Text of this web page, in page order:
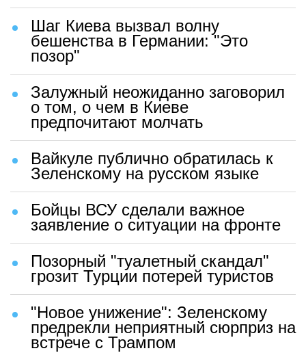
Шаг Киева вызвал волну
бешенства в Германии: "Это
позор"
Залужный неожиданно заговорил
о том, о чем в Киеве
предпочитают молчать
Вайкуле публично обратилась к
Зеленскому на русском языке
Бойцы ВСУ сделали важное
заявление о ситуации на фронте
Позорный "туалетный скандал"
грозит Турции потерей туристов
"Новое унижение": Зеленскому
предрекли неприятный сюрприз на
встрече с Трампом